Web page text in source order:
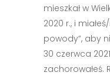
mieszkał w
2020 r., i
powody”, aby
30 czerwca
zachorowałeś.